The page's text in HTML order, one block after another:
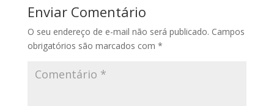
Enviar Comentário
O seu endereço de e-mail não será publicado. Campos
obrigatórios são marcados com *